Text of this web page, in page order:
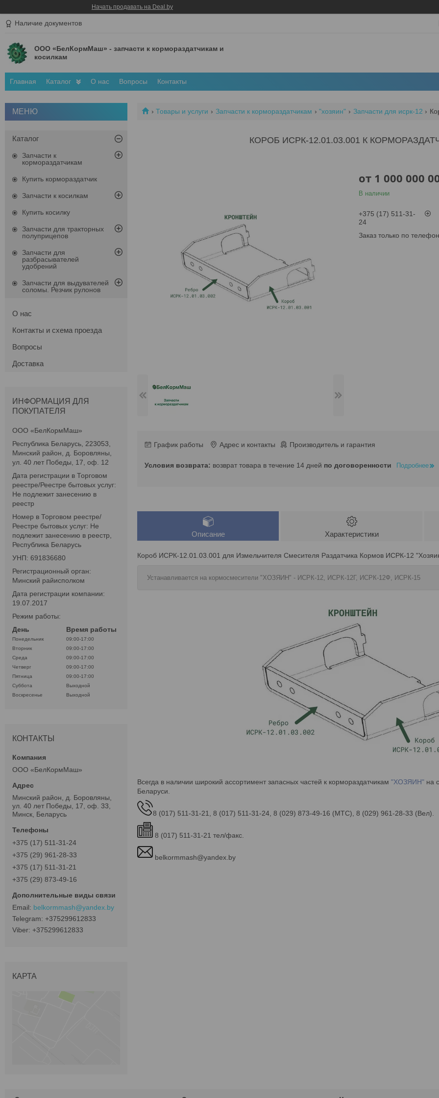
Начать продавать на Deal.by
Наличие документов
ООО «БелКормМаш» - запчасти к кормораздатчикам и
косилкам
Главная Каталог О нас Вопросы Контакты
Товары и услуги Запчасти к кормораздатчикам "хозяин" Запчасти для исрк-12
КОРОБ ИСРК-12.01.03.001 К
от 1 000 000
В наличии
+375 (17) 511-31-
24
Заказ только по
График работы Адрес и контакты Производитель и гарантия
возврат товара в течение 14 дней по договоренности Подробнее
Описание Характеристики
Короб ИСРК-12.01.03.001 для Измельчителя Смесителя Раздатчика Кормов ИСРК-12
Устанавливается на кормосмесители "ХОЗЯИН" - ИСРК-12, ИСРК-12Г, ИСРК-12Ф, ИСРК-15
Всегда в наличии широкий ассортимент запасных частей к кормораздатчикам "ХОЗЯИН" на
Беларуси.
8 (017) 511-31-21, 8 (017) 511-31-24, 8 (029) 873-49-16 (МТС), 8 (029) 961-28-33 (Вел).
8 (017) 511-31-21 тел/факс.
belkormmash@yandex.by
Каталог
Запчасти к
кормораздатчикам
Купить кормораздатчик
Запчасти к косилкам
Купить косилку
Запчасти для тракторных
полуприцепов
Запчасти для
разбрасывателей
удобрений
Запчасти для выдувателей
соломы. Резчик рулонов
О нас
Контакты и схема проезда
Вопросы
Доставка
ИНФОРМАЦИЯ ДЛЯ
ПОКУПАТЕЛЯ
ООО «БелКормМаш»
Республика Беларусь, 223053,
Минский район, д. Боровляны,
ул. 40 лет Победы, 17, оф. 12
Дата регистрации в Торговом
реестре/Реестре бытовых услуг:
Не подлежит занесению в
реестр
Номер в Торговом реестре/
Реестре бытовых услуг: Не
подлежит занесению в реестр,
Республика Беларусь
УНП: 691836680
Регистрационный орган:
Минский райисполком
Дата регистрации компании:
19.07.2017
Режим работы:
День
Время работы
Понедельник
09:00-17:00
Вторник
09:00-17:00
Среда
09:00-17:00
Четверг
09:00-17:00
Пятница
09:00-17:00
Суббота
Выходной
Воскресенье
Выходной
КОНТАКТЫ
ООО «БелКормМаш»
Минский район, д. Боровляны,
ул. 40 лет Победы, 17, оф. 33,
Минск, Беларусь
+375 (17) 511-31-24
+375 (29) 961-28-33
+375 (17) 511-31-21
+375 (29) 873-49-16
belkormmash@yandex.by
+375299612833
+375299612833
КАРТА